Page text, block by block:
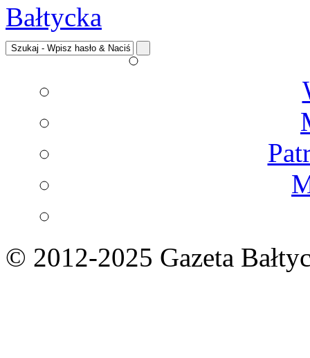
© 2012-2025 Gazeta